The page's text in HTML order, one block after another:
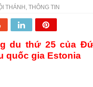
THÁNH ,THÔNG TIN
du thứ 25 của
quốc gia Estonia